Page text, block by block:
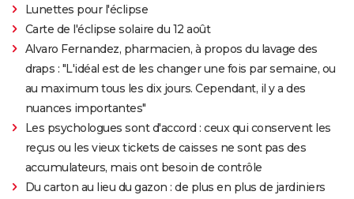
Lunettes pour l'éclipse
Carte de l'éclipse solaire du 12 août
Alvaro Fernandez, pharmacien, à propos du lavage des
draps : "L'idéal est de les changer une fois par semaine, ou
au maximum tous les dix jours. Cependant, il y a des
nuances importantes"
Les psychologues sont d'accord : ceux qui conservent les
reçus ou les vieux tickets de caisses ne sont pas des
accumulateurs, mais ont besoin de contrôle
Du carton au lieu du gazon : de plus en plus de jardiniers